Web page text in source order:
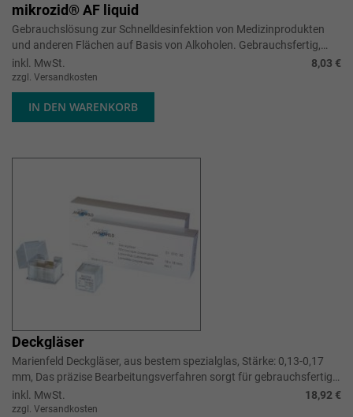
mikrozid® AF liquid
Gebrauchslösung zur Schnelldesinfektion von Medizinprodukten
und anderen Flächen auf Basis von Alkoholen. Gebrauchsfertig,
sehr breit wirks...
inkl. MwSt. 8,03 €
zzgl. Versandkosten
IN DEN WARENKORB
Deckgläser
Marienfeld Deckgläser, aus bestem spezialglas, Stärke: 0,13-0,17
mm, Das präzise Bearbeitungsverfahren sorgt für gebrauchsfertige
Deckgläser mit guter Kantenqualität.
inkl. MwSt. 18,92 €
zzgl. Versandkosten